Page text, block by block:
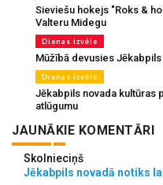
Sieviešu hokejs "Roks &
Valteru Midegu
Dienas izvēle
Mūžībā devusies
Dienas izvēle
Jēkabpils novada kultūras
atlūgumu
JAUNĀKIE KOMENTĀRI
Skolnieciņš
Jēkabpils novadā notiks